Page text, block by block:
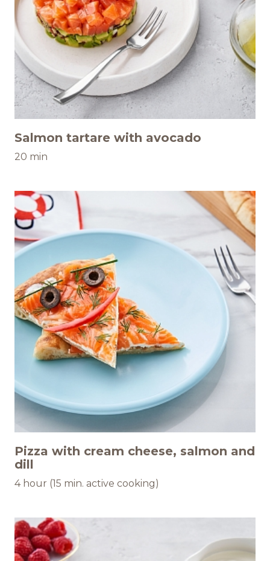
Salmon tartare with avocado
20 min
Pizza with cream cheese, salmon and
dill
4 hour (15 min. active cooking)